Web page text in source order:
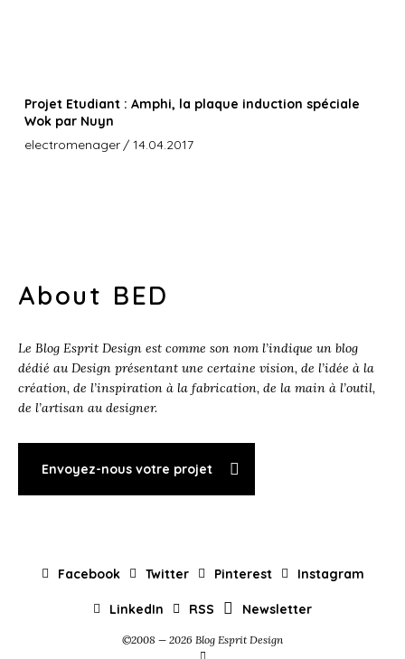
Projet Etudiant : Amphi, la plaque induction spéciale
Wok par Nuyn
electromenager / 14.04.2017
About BED
Le Blog Esprit Design est comme son nom l’indique un blog
dédié au Design présentant une certaine vision, de l’idée à la
création, de l’inspiration à la fabrication, de la main à l’outil,
de l’artisan au designer.
Envoyez-nous votre projet
Facebook Twitter Pinterest Instagram
LinkedIn RSS Newsletter
©2008 — 2026 Blog Esprit Design